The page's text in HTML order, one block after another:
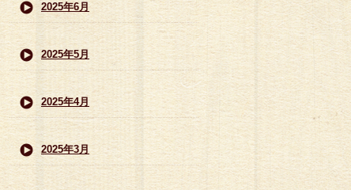
2025年6月
2025年5月
2025年4月
2025年3月